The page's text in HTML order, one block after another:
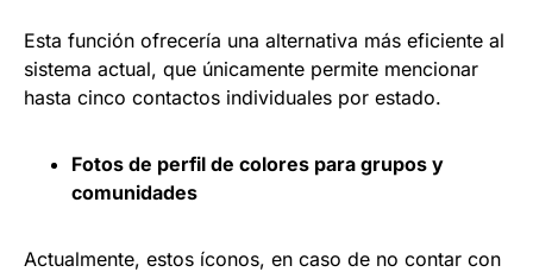
Esta función ofrecería una alternativa más eficiente al
sistema actual, que únicamente permite mencionar
hasta cinco contactos individuales por estado.
Fotos de perfil de colores para grupos y
comunidades
Actualmente, estos íconos, en caso de no contar con